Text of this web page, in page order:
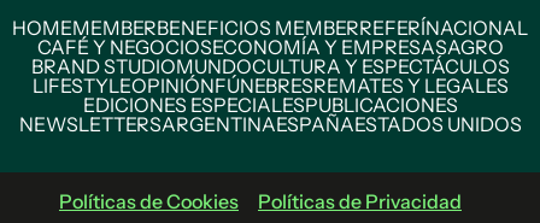
HOMEMEMBERBENEFICIOS MEMBERREFERÍNACIONAL
CAFÉ Y NEGOCIOSECONOMÍA Y EMPRESASAGRO
BRAND STUDIOMUNDOCULTURA Y ESPECTÁCULOS
LIFESTYLEOPINIÓNFÚNEBRESREMATES Y LEGALES
EDICIONES ESPECIALESPUBLICACIONES
NEWSLETTERSARGENTINAESPAÑAESTADOS UNIDOS
Políticas de Cookies Políticas de Privacidad